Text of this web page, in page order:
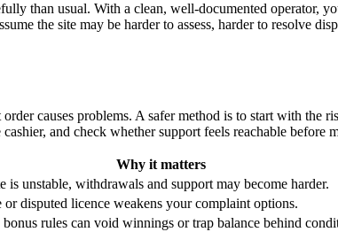
than usual. With a clean, well-documented operator,
the site may be harder to assess, harder to resolve
causes problems. A safer method is to start with the
and check whether support feels reachable before
Why it matters
is unstable, withdrawals and support may become harder.
or disputed licence weakens your complaint options.
rules can void winnings or trap balance behind